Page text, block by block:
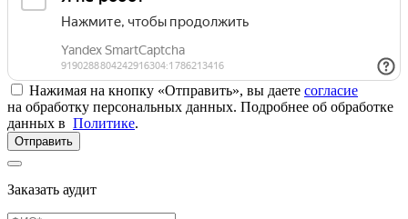
Нажимая на кнопку «Отправить», вы даете согласие
на обработку персональных данных. Подробнее об обработке
данных в Политике.
Отправить
Заказать аудит